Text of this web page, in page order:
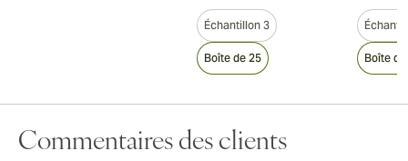
Échantillon 3
Boîte de 25 Boîte
Commentaires des clients